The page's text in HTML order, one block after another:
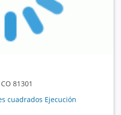
81301
cuadrados Ejecución